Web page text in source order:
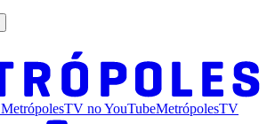
MetrópolesTV noYouTubeMetrópolesTV